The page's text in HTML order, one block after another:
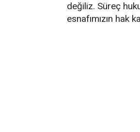
değiliz. Süreç
esnafımızın hak